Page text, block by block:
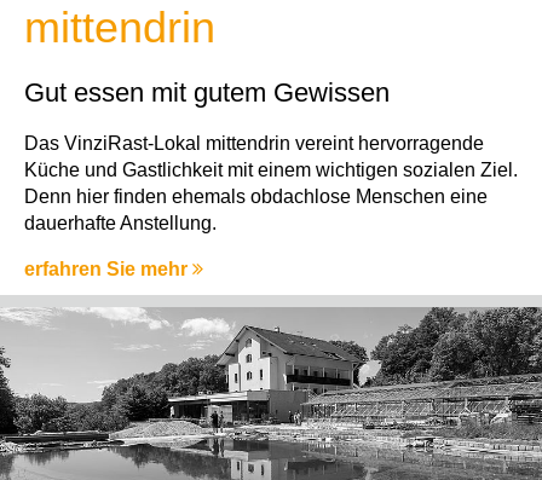
mittendrin
Gut essen mit gutem Gewissen
Das VinziRast-Lokal mittendrin vereint hervorragende
Küche und Gastlichkeit mit einem wichtigen sozialen Ziel.
Denn hier finden ehemals obdachlose Menschen eine
dauerhafte Anstellung.
erfahren Sie mehr